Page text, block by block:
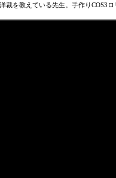
を教えている先生。手作りCOS3